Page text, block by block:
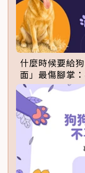
什麼時候要給
面」最傷腳掌